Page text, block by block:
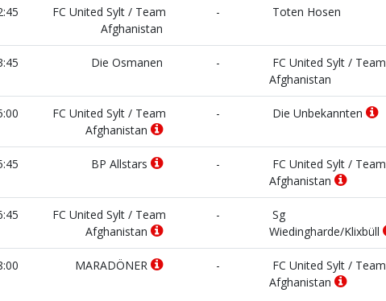
FC United Sylt / Team
Afghanistan
- Toten Hosen
Die Osmanen -
FC United Sylt / Team
Afghanistan
FC United Sylt / Team
Afghanistan
- Die Unbekannten
BP Allstars -
FC United Sylt / Team
Afghanistan
FC United Sylt / Team
Afghanistan
-
Sg
Wiedingharde/Klixbüll
MARADÖNER -
FC United Sylt / Team
Afghanistan